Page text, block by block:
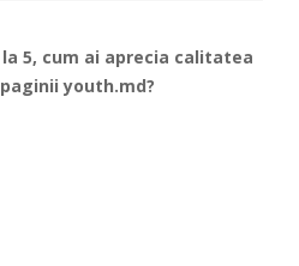
la 5, cum ai aprecia calitatea
youth.md?